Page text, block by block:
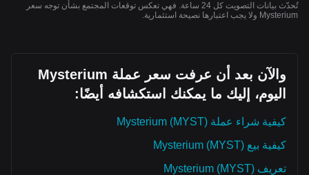
تُحدّث بيانات التصويت كل 24 ساعة. فهي تعكس توقعات المجتمع بشأن توجه سعر
Mysterium ولا يجب اعتبارها نصيحة استثمارية.
والآن بعد أن عرفت سعر عملة Mysterium
اليوم، إليك ما يمكنك استكشافه أيضًا:
كيفية شراء عملة Mysterium (MYST)
كيفية بيع Mysterium (MYST)
تعريف Mysterium (MYST)